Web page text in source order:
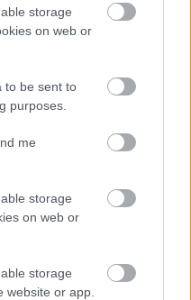
storage
on web or
to be sent to
purposes.
me
storage
on web or
storage
website or app.
vide 3. (videó)